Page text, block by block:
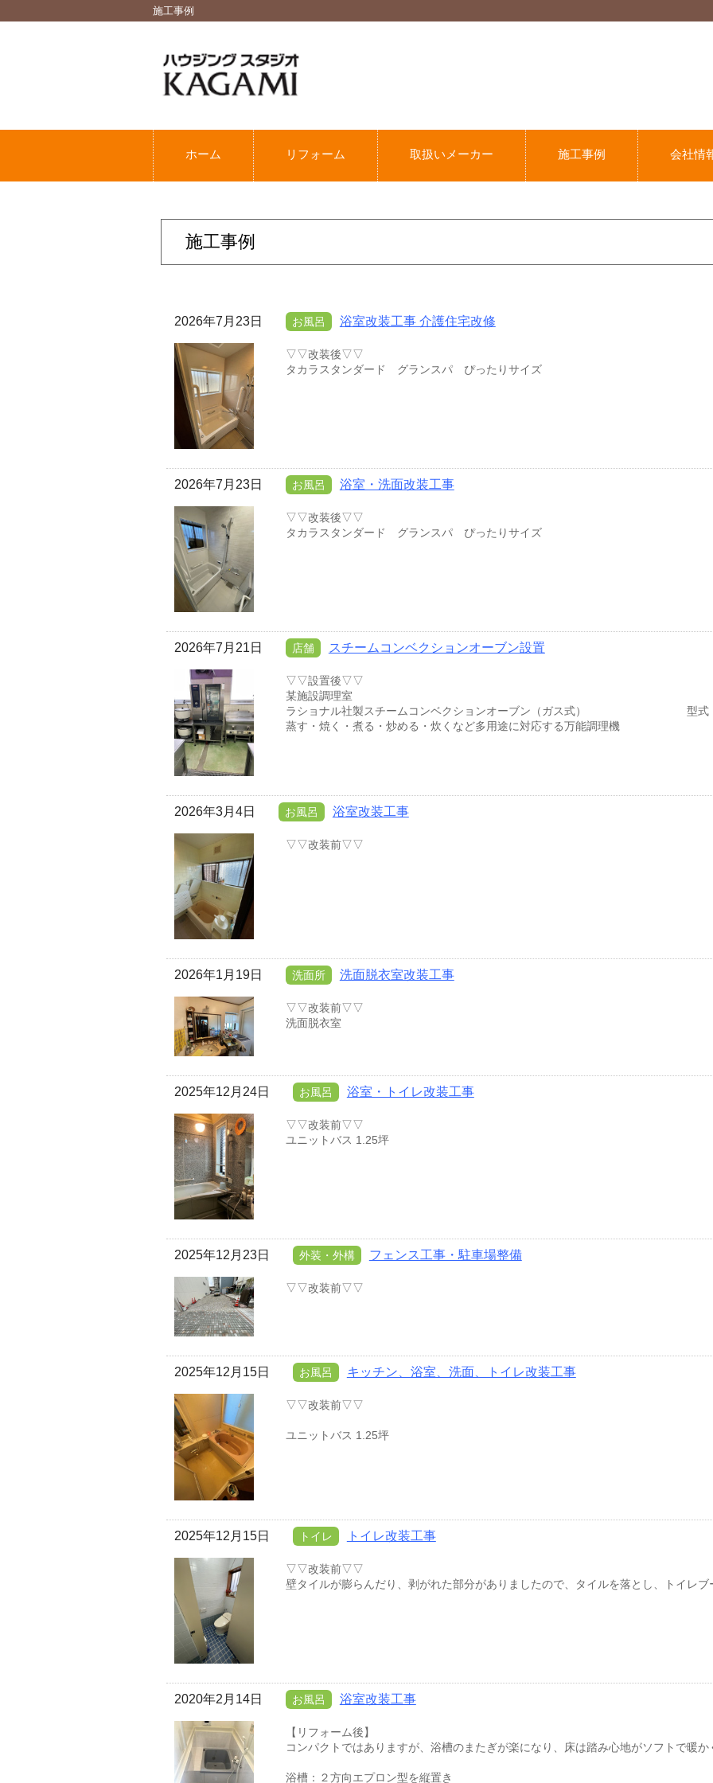
施工事例
ホーム リフォーム 取扱いメーカー 施工事例 会社情
施工事例
2026年7月23日 お風呂 浴室改装工事 介護住宅改修
▽▽改装後▽▽
タカラスタンダード グランスパ ぴったりサイズ
2026年7月23日 お風呂 浴室・洗面改装工事
▽▽改装後▽▽
タカラスタンダード グランスパ ぴったりサイズ
2026年7月21日 店舗 スチームコンベクションオーブン設置
▽▽設置後▽▽
某施設調理室
ラショナル社製スチームコンベクションオーブン（ガス式） 型式：
蒸す・焼く・煮る・炒める・炊くなど多用途に対応する万能調理機
2026年3月4日 お風呂 浴室改装工事
▽▽改装前▽▽
2026年1月19日 洗面所 洗面脱衣室改装工事
▽▽改装前▽▽
洗面脱衣室
2025年12月24日 お風呂 浴室・トイレ改装工事
▽▽改装前▽▽
ユニットバス 1.25坪
2025年12月23日 外装・外構 フェンス工事・駐車場整備
▽▽改装前▽▽
2025年12月15日 お風呂 キッチン、浴室、洗面、トイレ改装工事
▽▽改装前▽▽
ユニットバス 1.25坪
2025年12月15日 トイレ トイレ改装工事
▽▽改装前▽▽
壁タイルが膨らんだり、剥がれた部分がありましたので、タイルを落とし、トイレブ
2020年2月14日 お風呂 浴室改装工事
【リフォーム後】
コンパクトではありますが、浴槽のまたぎが楽になり、床は踏み心地がソフトで暖か
浴槽：２方向エプロン型を縦置き